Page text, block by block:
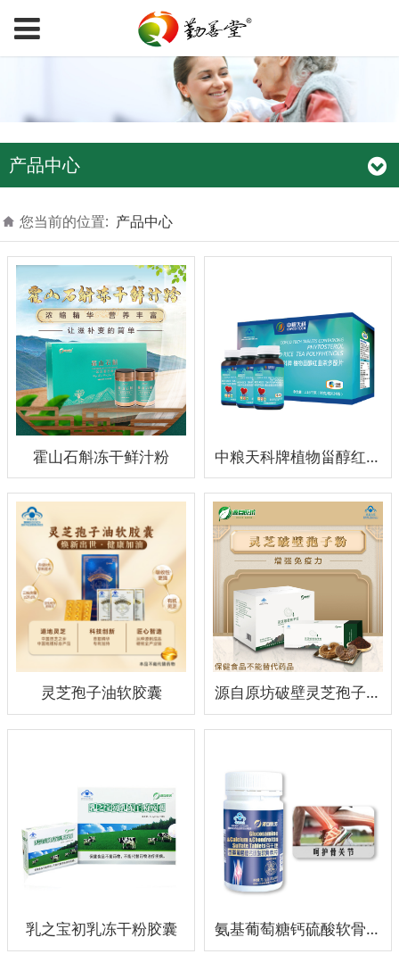
产品中心
您当前的位置: 产品中心
霍山石斛冻干鲜汁粉 中粮天科牌植物甾醇红曲茶多酚片
灵芝孢子油软胶囊 源自原坊破壁灵芝孢子粉
乳之宝初乳冻干粉胶囊 氨基葡萄糖钙硫酸软骨素片